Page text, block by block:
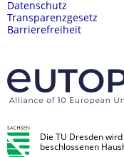
Datenschutz
Transparenzgesetz
Barrierefreiheit
Die TU Dresden
beschlossenen